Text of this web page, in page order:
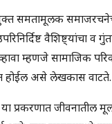
समतामूलक
वैशिष्ट्यांचा व
म्हणजे सामाजिक
होईल असे लेखकास वाटते.
या प्रकरणात जीवनातील